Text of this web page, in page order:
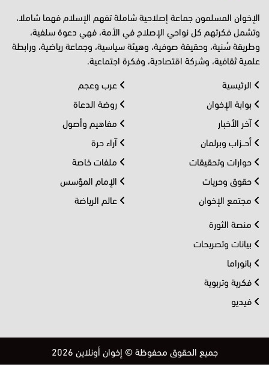
الإخوان المسلمون جماعة إصلاحية شاملة تفهم الإسلام فهما شاملا،
وتشمل فكرتهم كل نواحي الإصلاح في الأمة، فهي دعوة سلفية،
وطريقة سُنية، وحقيقة صوفية، وهيئة سياسية، وجماعة رياضية، ورابطة
علمية ثقافية، وشركة اقتصادية، وفكرة اجتماعية.
الرئيسية
بوابة الإخوان
آخر الأخبار
أحــزاب وبرلمان
حوارات وتحقيقات
حقوق وحريات
مجتمع الإخوان
عرب وعجم
روضة الدعاة
مفاهيم وأصول
آراء حرة
ملفات خاصة
الإمام المؤسس
عالم الرياضة
منصة الثورة
بيانات وتصريحات
بانوراما
فكرية وتربوية
فيديو
جميع الحقوق محفوظة © إخوان أونلاين 2026